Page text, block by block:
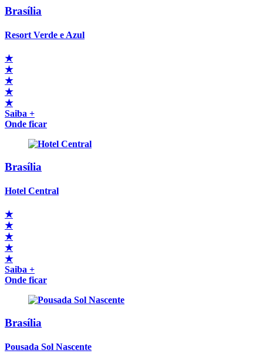
Brasília
Resort Verde e Azul
★
★
★
★
★
Saiba +
Onde ficar
Brasília
Hotel Central
★
★
★
★
★
Saiba +
Onde ficar
Brasília
Pousada Sol Nascente